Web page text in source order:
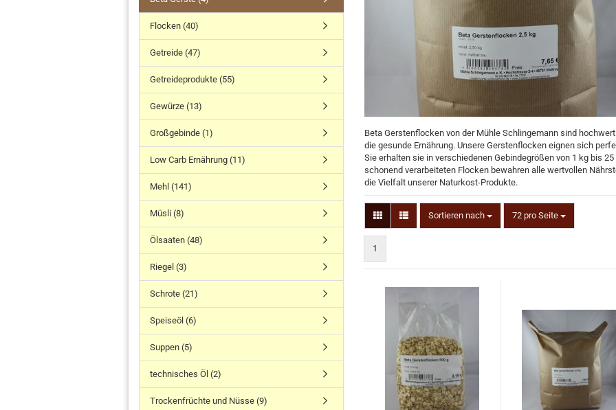
Beta Gerstenflocken von der Mühle Schlingemann sind
die gesunde Ernährung. Unsere Gerstenflocken eignen sich
Sie erhalten sie in verschiedenen Gebindegrößen von 1 kg bis
schonend verarbeiteten Flocken bewahren alle wertvollen
die Vielfalt unserer Naturkost-Produkte.
Sortieren nach 72 pro Seite
1
Flocken (40)
Getreide (47)
Getreideprodukte (55)
Gewürze (13)
Großgebinde (1)
Low Carb Ernährung (11)
Mehl (141)
Müsli (8)
Ölsaaten (48)
Riegel (3)
Schrote (21)
Speiseöl (6)
Suppen (5)
technisches Öl (2)
Trockenfrüchte und Nüsse (9)